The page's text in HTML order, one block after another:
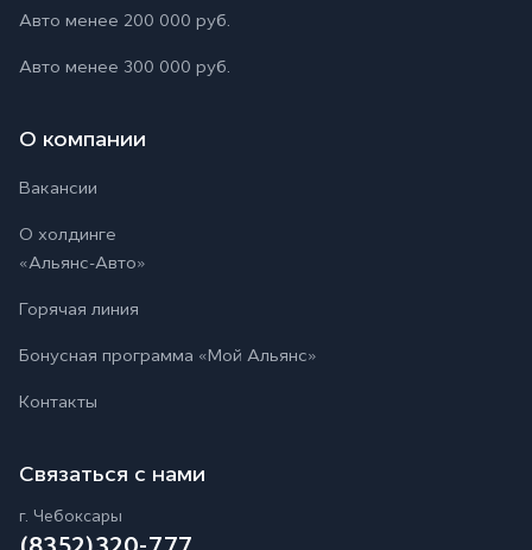
Авто менее 200 000 руб.
Авто менее 300 000 руб.
О компании
Вакансии
О холдинге
«Альянс-Авто»
Горячая линия
Бонусная программа «Мой Альянс»
Контакты
Связаться с нами
г. Чебоксары